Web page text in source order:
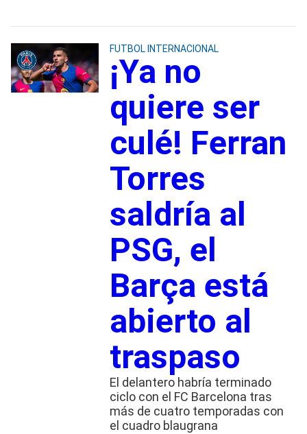
FUTBOL INTERNACIONAL
¡Ya no
quiere ser
culé! Ferran
Torres
saldría al
PSG, el
Barça está
abierto al
traspaso
El delantero habría terminado
ciclo con el FC Barcelona tras
más de cuatro temporadas con
el cuadro blaugrana